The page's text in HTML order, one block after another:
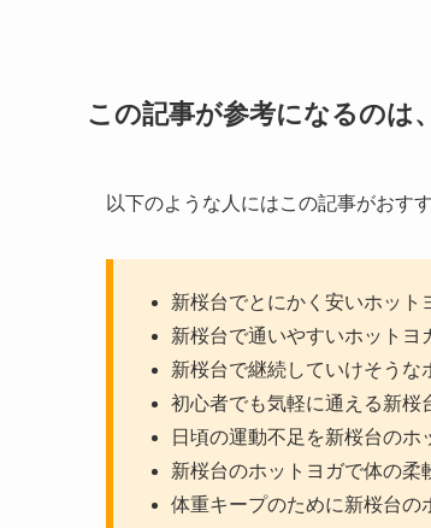
この記事が参考になるのは
以下のような人にはこの記事がおすす
新桜台でとにかく安いホット
新桜台で通いやすいホットヨ
新桜台で継続していけそうな
初心者でも気軽に通える新桜
日頃の運動不足を新桜台のホ
新桜台のホットヨガで体の柔
体重キープのために新桜台の